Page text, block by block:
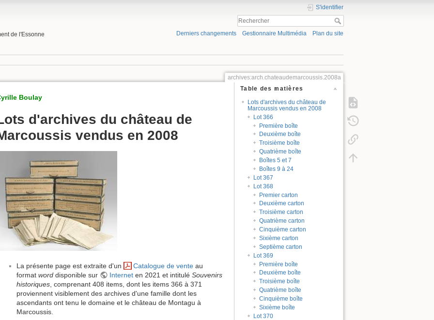
de l'Essonne
S'identifier
Derniers changements Gestionnaire Multimédia Plan du site
archives:arch.chateaudemarcoussis.2008a
Table des matières
Lots d'archives du château de
Marcoussis vendus en 2008
Lot 366
Première boîte
Deuxième boîte
Troisième boîte
Quatrième boîte
Boîtes 5 et 7
Boîtes 9 à 24
Lot 367
Lot 368
Premier carton
Deuxième carton
Troisième carton
Quatrième carton
Cinquième carton
Sixième carton
Septième carton
Lot 369
Première boîte
Deuxième boîte
Troisième boîte
Quatrième boîte
Cinquième boîte
Sixième boîte
Lot 370
Boulay
d'archives du château de
vendus en 2008
La présente page est extraite d'un Catalogue de venteau
format word disponible sur Interneten 2021 et intitulé Souvenirs
historiques , comprenant 408 items, dont les items 366 à 371
proviennent visiblement des archives d'une famille dont les
ascendants ont tenu le domaine et le château de Montagu à
Marcoussis.